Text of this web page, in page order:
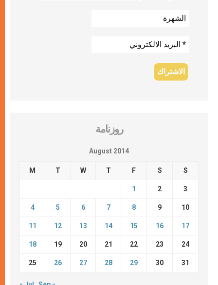
روزنامة
August 2014
M T W T F S S
1 2 3
4 5 6 7 8 9 10
11 12 13 14 15 16 17
18 19 20 21 22 23 24
25 26 27 28 29 30 31